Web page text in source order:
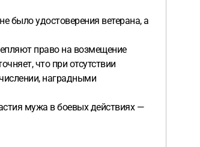
было удостоверения ветерана, а
право на возмещение
что при отсутствии
наградными
мужа в боевых действиях —